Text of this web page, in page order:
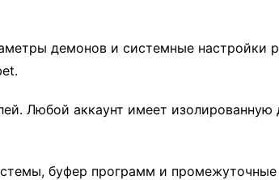
демонов и системные настройки
Любой аккаунт имеет
буфер программ и промежуточные